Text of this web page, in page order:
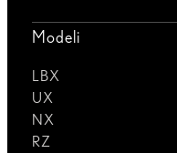
Modeli
LBX
UX
NX
RZ